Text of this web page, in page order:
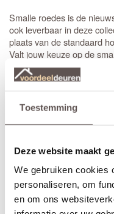
Toestemming
Deze website maakt
We gebruiken cookies
personaliseren, om
en om ons
Smalle roedes is de
ook leverbaar in deze
plaats van de standaard
Valt jouw keuze op de
vakje "opmerkingen"
identiek.
Liever een matglas deur
CanDo Chelseade juiste
uitstraling is deCanDo
Bestel je een opdekdeur
draairichting aangeeft.
Zelf passend maken of
Stompe CanDo Hilton 3